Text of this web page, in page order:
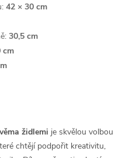
42 × 30 cm
30,5 cm
cm
židlemi je skvělou volbou
chtějí podpořit kreativitu,